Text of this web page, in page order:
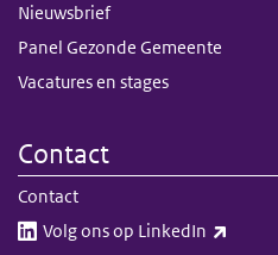
Nieuwsbrief
Panel Gezonde Gemeente
Vacatures en stages
Contact
Contact
Volg ons op LinkedIn​​